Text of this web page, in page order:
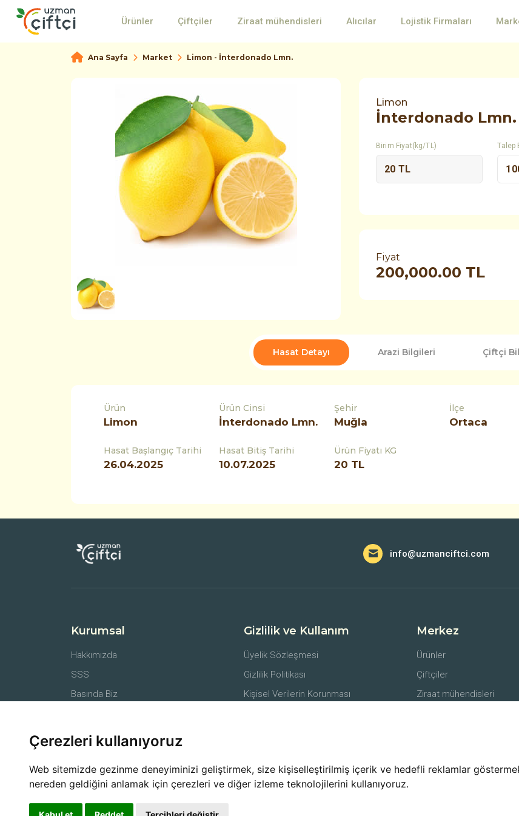
Çerezleri kullanıyoruz
Web sitemizde gezinme deneyiminizi geliştirmek, size kişiselleştirilmiş içerik ve hedefli reklamlar
nereden geldiğini anlamak için çerezleri ve diğer izleme teknolojilerini kullanıyoruz.
Ürünler Çiftçiler Ziraat mühendisleri Alıcılar Lojistik Firmaları
Ana Sayfa Market Limon - İnterdonado Lmn.
Limon
İnterdonado Lmn.
Birim Fiyat(kg/TL) Talep
Fiyat
200,000.00 TL
Hasat Detayı Arazi Bilgileri Çiftçi
Ürün
Limon
Ürün Cinsi
İnterdonado Lmn.
Şehir
Muğla
İlçe
Ortaca
Hasat Başlangıç Tarihi
26.04.2025
Hasat Bitiş Tarihi
10.07.2025
Ürün Fiyatı KG
20 TL
info@uzmanciftci.com
Kurumsal
Hakkımızda
SSS
Basında Biz
Farmer API
Gizlilik ve Kullanım
Üyelik Sözleşmesi
Gizlilik Politikası
Kişisel Verilerin Korunması
Merkez
Ürünler
Çiftçiler
Ziraat mühendisleri